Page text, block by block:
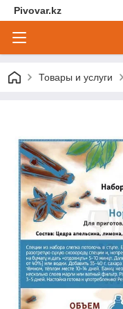
Pivovar.kz
Товары и услуги